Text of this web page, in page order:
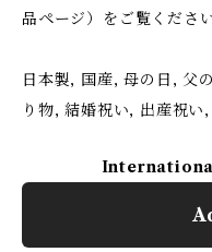
品ページ）をご覧ください
日本製, 国産, 母の日, 父
り物, 結婚祝い, 出産祝